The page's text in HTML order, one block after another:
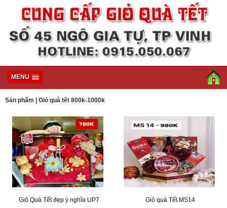
MENU
Sản phẩm Giỏ quà tết 800k-1000k
Giỏ Quà Tết đẹp ý nghĩa UP7 Giỏ quà Tết MS14